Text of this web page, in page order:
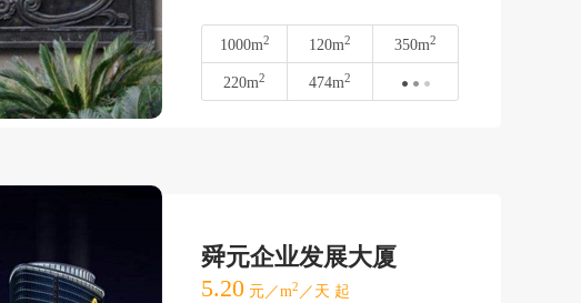
1000m2 120m2 350m2
220m2 474m2
舜元企业发展大厦
5.20 元／m2 ／天 起